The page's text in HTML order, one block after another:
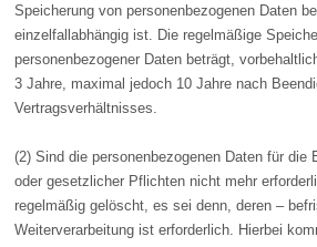
Speicherung von personenbezogenen Daten
einzelfallabhängig ist. Die regelmäßige
personenbezogener Daten beträgt,
3 Jahre, maximal jedoch 10 Jahre nach
Vertragsverhältnisses.
(2) Sind die personenbezogenen Daten für die
oder gesetzlicher Pflichten nicht mehr
regelmäßig gelöscht, es sei denn, deren –
Weiterverarbeitung ist erforderlich. Hierbei